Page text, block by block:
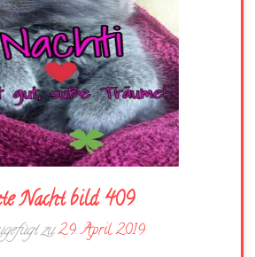
Nacht bild 409
zu29. April 2019